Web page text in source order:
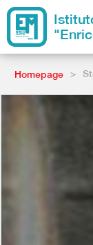
Homepage >